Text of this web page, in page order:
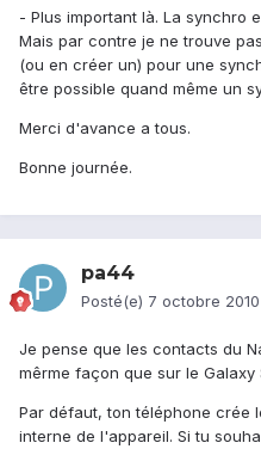
- Plus important là. La synchro
Mais par contre je ne trouve
(ou en créer un) pour une
être possible quand même un
Merci d'avance a tous.
Bonne journée.
pa44
Posté(e) 7 octobre 2010
Je pense que les contacts du
mêrme façon que sur le Galaxy
Par défaut, ton téléphone crée
interne de l'appareil. Si tu